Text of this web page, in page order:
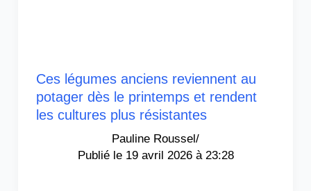
Ces légumes anciens reviennent au
potager dès le printemps et rendent
les cultures plus résistantes
Pauline Roussel/
19 avril 2026 à 23:28